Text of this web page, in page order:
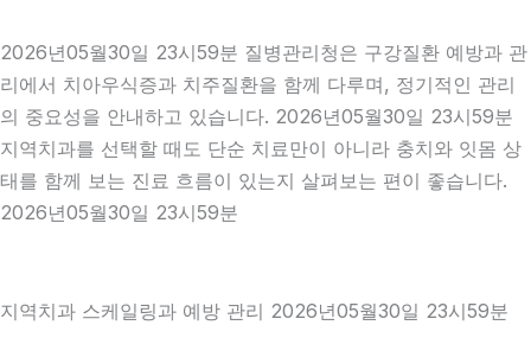
2026년05월30일 23시59분 질병관리청은 구강질환 예방과 관
리에서 치아우식증과 치주질환을 함께 다루며, 정기적인 관리
의 중요성을 안내하고 있습니다. 2026년05월30일 23시59분
지역치과를 선택할 때도 단순 치료만이 아니라 충치와 잇몸 상
태를 함께 보는 진료 흐름이 있는지 살펴보는 편이 좋습니다.
2026년05월30일 23시59분
지역치과 스케일링과 예방 관리 2026년05월30일 23시59분